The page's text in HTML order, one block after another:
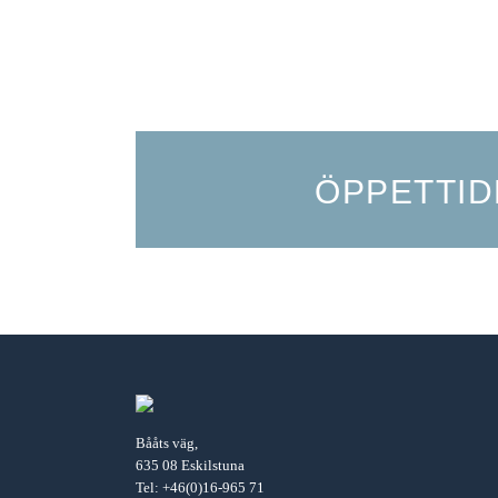
Bååts väg,
635 08 Eskilstuna
Tel: +46(0)16-965 71